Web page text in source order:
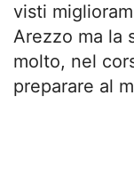
visti
Arezzo ma la
molto, nel
preparare al